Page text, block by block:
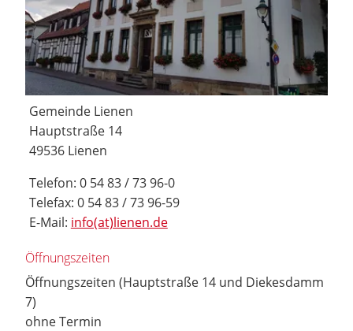
Gemeinde Lienen
Hauptstraße 14
49536 Lienen
Telefon: 0 54 83 / 73 96-0
Telefax: 0 54 83 / 73 96-59
E-Mail: info(at)lienen.de
Öffnungszeiten
Öffnungszeiten (Hauptstraße 14 und Diekesdamm
7)
ohne Termin